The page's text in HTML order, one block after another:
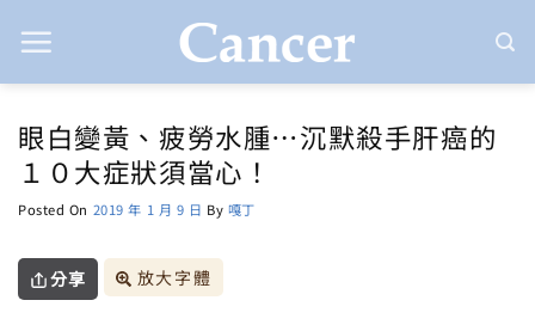
to
眼白變黃、疲勞水腫…沉默殺手肝癌的
１０大症狀須當心！
Posted On 2019 年 1 月 9 日 By 嘎丁
分享 放大字體